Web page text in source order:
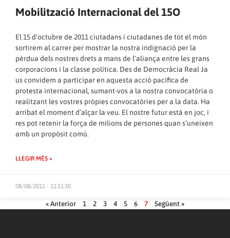
Mobilització Internacional del 15O
El 15 d’octubre de 2011 ciutadans i ciutadanes de tot el món
sortirem al carrer per mostrar la nostra indignació per la
pèrdua dels nostres drets a mans de l’aliança entre les grans
corporacions i la classe política. Des de Democràcia Real Ja
us convidem a participar en aquesta acció pacífica de
protesta internacional, sumant-vos a la nostra convocatòria o
realitzant les vostres pròpies convocatòries per a la data. Ha
arribat el moment d’alçar la veu. El nostre futur està en joc, i
res pot retenir la força de milions de persones quan s’uneixen
amb un propòsit comú.
LLEGIR MÉS »
08/08/2011 - 11:51:30
« Anterior 1 2 3 4 5 6 7 Següent »